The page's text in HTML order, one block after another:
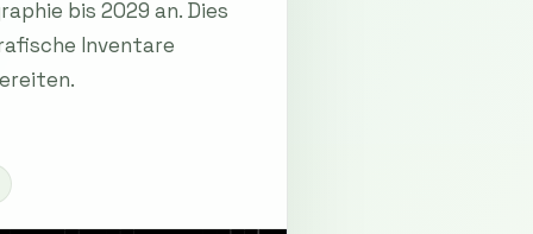
bis 2029 an. Dies
Inventare